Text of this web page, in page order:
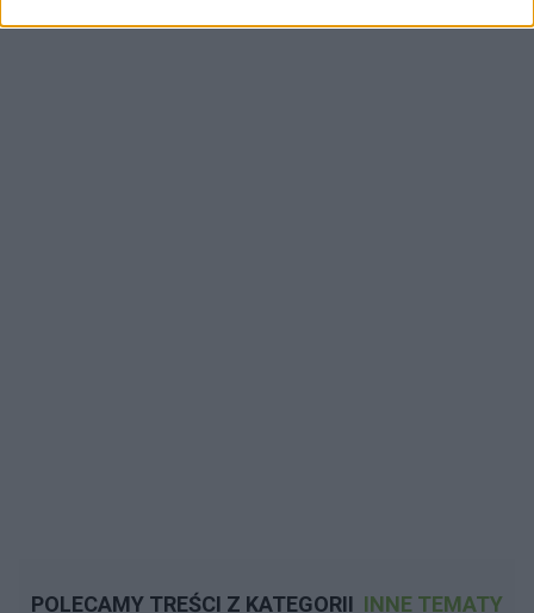
POLECAMY TREŚCI Z KATEGORII INNE TEMATY